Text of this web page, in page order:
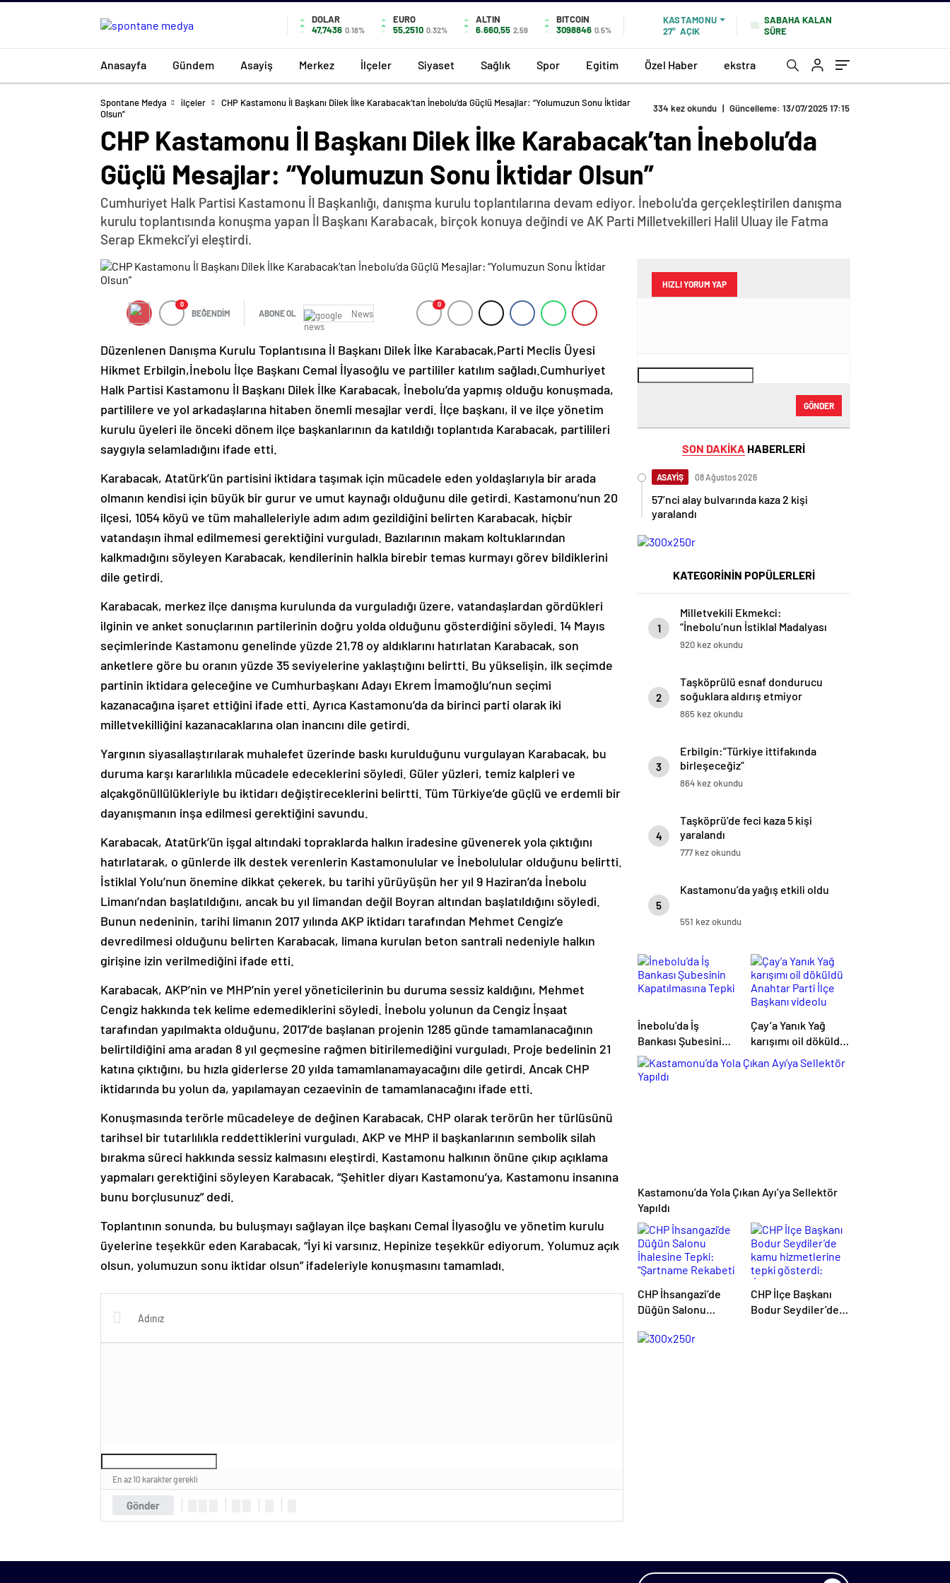
DOLAR
47,7436 0.18%
EURO
55,2510 0.32%
ALTIN
6.660,55 2,59
BITCOIN
3098846 0.5%
KASTAMONU
27° AÇIK
SABAHA KALAN
SÜRE
Anasayfa Gündem Asayiş Merkez İlçeler Siyaset Sağlık Spor Egitim Özel Haber ekstra
Spontane Medya ilçeler
CHP Kastamonu İl Başkanı Dilek İlke Karabacak’tan İnebolu’da Güçlü Mesajlar: “Yolumuzun Sonu İktidar
Olsun”
334 kez okundu | Güncelleme: 13/07/2025 17:15
CHP Kastamonu İl Başkanı Dilek İlke Karabacak’tan İnebolu’da
Güçlü Mesajlar: “Yolumuzun Sonu İktidar Olsun”
Cumhuriyet Halk Partisi Kastamonu İl Başkanlığı, danışma kurulu toplantılarına devam ediyor. İnebolu'da gerçekleştirilen danışma
kurulu toplantısında konuşma yapan İl Başkanı Karabacak, birçok konuya değindi ve AK Parti Milletvekilleri Halil Uluay ile Fatma
Serap Ekmekci’yi eleştirdi.
0
BEĞENDİM ABONE OL News
0
Düzenlenen Danışma Kurulu Toplantısına İl Başkanı Dilek İlke Karabacak,Parti Meclis Üyesi
Hikmet Erbilgin,İnebolu İlçe Başkanı Cemal İlyasoğlu ve partililer katılım sağladı.Cumhuriyet
Halk Partisi Kastamonu İl Başkanı Dilek İlke Karabacak, İnebolu’da yapmış olduğu konuşmada,
partililere ve yol arkadaşlarına hitaben önemli mesajlar verdi. İlçe başkanı, il ve ilçe yönetim
kurulu üyeleri ile önceki dönem ilçe başkanlarının da katıldığı toplantıda Karabacak, partilileri
saygıyla selamladığını ifade etti.
Karabacak, Atatürk’ün partisini iktidara taşımak için mücadele eden yoldaşlarıyla bir arada
olmanın kendisi için büyük bir gurur ve umut kaynağı olduğunu dile getirdi. Kastamonu’nun 20
ilçesi, 1054 köyü ve tüm mahalleleriyle adım adım gezildiğini belirten Karabacak, hiçbir
vatandaşın ihmal edilmemesi gerektiğini vurguladı. Bazılarının makam koltuklarından
kalkmadığını söyleyen Karabacak, kendilerinin halkla birebir temas kurmayı görev bildiklerini
dile getirdi.
Karabacak, merkez ilçe danışma kurulunda da vurguladığı üzere, vatandaşlardan gördükleri
ilginin ve anket sonuçlarının partilerinin doğru yolda olduğunu gösterdiğini söyledi. 14 Mayıs
seçimlerinde Kastamonu genelinde yüzde 21,78 oy aldıklarını hatırlatan Karabacak, son
anketlere göre bu oranın yüzde 35 seviyelerine yaklaştığını belirtti. Bu yükselişin, ilk seçimde
partinin iktidara geleceğine ve Cumhurbaşkanı Adayı Ekrem İmamoğlu’nun seçimi
kazanacağına işaret ettiğini ifade etti. Ayrıca Kastamonu’da da birinci parti olarak iki
milletvekilliğini kazanacaklarına olan inancını dile getirdi.
Yargının siyasallaştırılarak muhalefet üzerinde baskı kurulduğunu vurgulayan Karabacak, bu
duruma karşı kararlılıkla mücadele edeceklerini söyledi. Güler yüzleri, temiz kalpleri ve
alçakgönüllülükleriyle bu iktidarı değiştireceklerini belirtti. Tüm Türkiye’de güçlü ve erdemli bir
dayanışmanın inşa edilmesi gerektiğini savundu.
Karabacak, Atatürk’ün işgal altındaki topraklarda halkın iradesine güvenerek yola çıktığını
hatırlatarak, o günlerde ilk destek verenlerin Kastamonulular ve İnebolulular olduğunu belirtti.
İstiklal Yolu’nun önemine dikkat çekerek, bu tarihi yürüyüşün her yıl 9 Haziran’da İnebolu
Limanı’ndan başlatıldığını, ancak bu yıl limandan değil Boyran altından başlatıldığını söyledi.
Bunun nedeninin, tarihi limanın 2017 yılında AKP iktidarı tarafından Mehmet Cengiz’e
devredilmesi olduğunu belirten Karabacak, limana kurulan beton santrali nedeniyle halkın
girişine izin verilmediğini ifade etti.
Karabacak, AKP’nin ve MHP’nin yerel yöneticilerinin bu duruma sessiz kaldığını, Mehmet
Cengiz hakkında tek kelime edemediklerini söyledi. İnebolu yolunun da Cengiz İnşaat
tarafından yapılmakta olduğunu, 2017’de başlanan projenin 1285 günde tamamlanacağının
belirtildiğini ama aradan 8 yıl geçmesine rağmen bitirilemediğini vurguladı. Proje bedelinin 21
katına çıktığını, bu hızla giderlerse 20 yılda tamamlanamayacağını dile getirdi. Ancak CHP
iktidarında bu yolun da, yapılamayan cezaevinin de tamamlanacağını ifade etti.
Konuşmasında terörle mücadeleye de değinen Karabacak, CHP olarak terörün her türlüsünü
tarihsel bir tutarlılıkla reddettiklerini vurguladı. AKP ve MHP il başkanlarının sembolik silah
bırakma süreci hakkında sessiz kalmasını eleştirdi. Kastamonu halkının önüne çıkıp açıklama
yapmaları gerektiğini söyleyen Karabacak, “Şehitler diyarı Kastamonu’ya, Kastamonu insanına
bunu borçlusunuz” dedi.
Toplantının sonunda, bu buluşmayı sağlayan ilçe başkanı Cemal İlyasoğlu ve yönetim kurulu
üyelerine teşekkür eden Karabacak, “İyi ki varsınız. Hepinize teşekkür ediyorum. Yolumuz açık
olsun, yolumuzun sonu iktidar olsun” ifadeleriyle konuşmasını tamamladı.
Gönder
En az 10 karakter gerekli
HIZLI YORUM YAP
GÖNDER
SON DAKİKA HABERLERİ
ASAYİŞ 08 Ağustos 2026
57’nci alay bulvarında kaza 2 kişi
yaralandı
KATEGORİNİN POPÜLERLERİ
1
Milletvekili Ekmekci:
“İnebolu’nun İstiklal Madalyası
Onuru Sözle Anlatılamaz”
920 kez okundu
2
Taşköprülü esnaf dondurucu
soğuklara aldırış etmiyor
865 kez okundu
3
Erbilgin:”Türkiye ittifakında
birleşeceğiz”
864 kez okundu
4
Taşköprü’de feci kaza 5 kişi
yaralandı
777 kez okundu
5
Kastamonu’da yağış etkili oldu
551 kez okundu
İnebolu’da İş
Bankası Şubesinin
Kapatılmasına Tepki
Çay’a Yanık Yağ
karışımı oil döküldü
Anahtar Parti İlçe
Başkanı videolu
Kastamonu’da Yola Çıkan Ayı’ya Sellektör
Yapıldı
CHP İhsangazi’de
Düğün Salonu
“Şartname Rekabeti
CHP İlçe Başkanı
Bodur Seydiler’de